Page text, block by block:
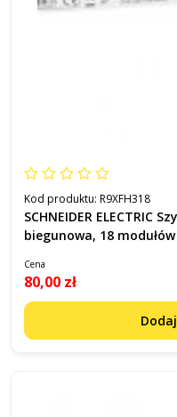
Kod produktu: R9XFH318
SCHNEIDER ELECTRIC
biegunowa, 18 modułów
Cena
80,00 zł